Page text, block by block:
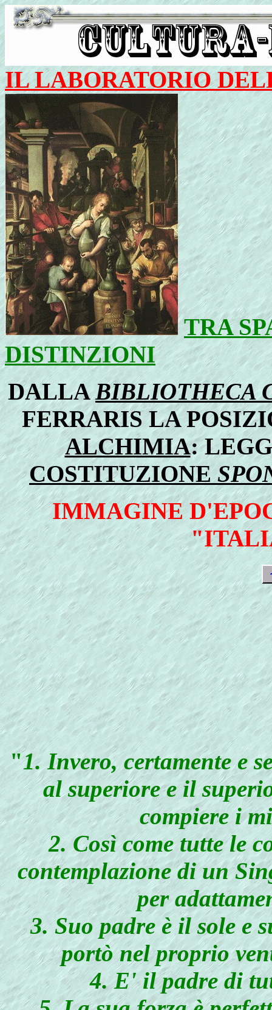
IL LABORATORIO
TRA
DISTINZIONI
DALLABIBLIOTHECA
FERRARIS LA
ALCHIMIA:
COSTITUZIONE
IMMAGINE
"1. Invero, certamente e
al superiore e il
compiere i
2. Così come tutte le
contemplazione di un
per
3. Suo padre è il sole e
portò nel proprio
4. E' il padre di